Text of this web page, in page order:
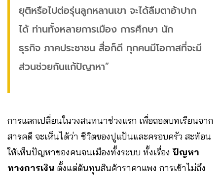
ยุติหรือไปต่อรุ่นลูกหลานเขา จะได้ลืมตาอ้าปาก
ได้ ท่านทั้งหลายการเมือง การศึกษา นัก
ธุรกิจ ภาคประชาชน สื่อก็ดี ทุกคนมีโอกาสที่จะมี
ส่วนช่วยกันแก้ปัญาหา”
การแลกเปลี่ยนในวงสนทนาช่วงแรก เพื่อถอดบทเรียนจาก
สารคดี จะเห็นได้ว่า ชีวิตของปูแป้นและครอบครัว สะท้อน
ให้เห็นปัญหาของคนจนเมืองทั้งระบบ ทั้งเรื่องปัญหา
ทางการเงิน ตั้งแต่ต้นทุนสินค้าราคาแพง การเข้าไม่ถึง